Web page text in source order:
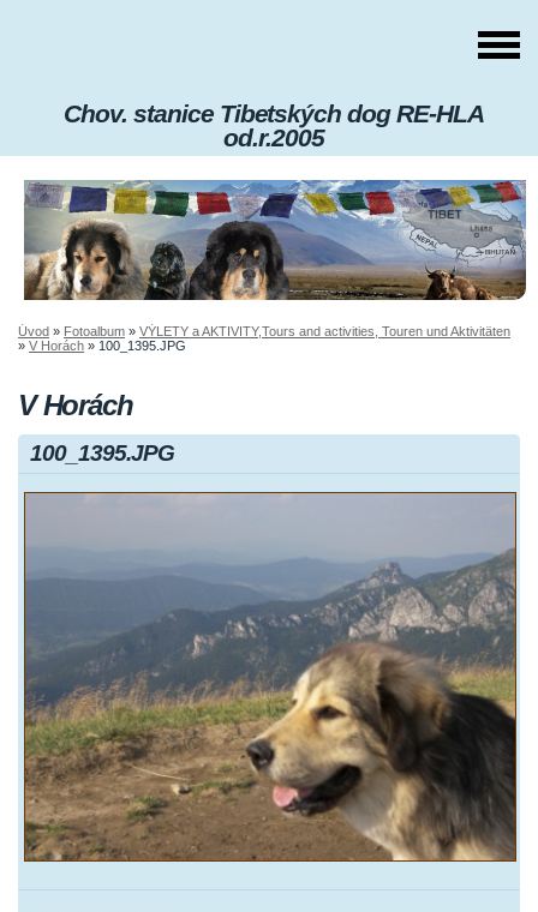
Chov. stanice Tibetských dog RE-HLA
od.r.2005
Úvod » Fotoalbum » VÝLETY a AKTIVITY,Tours and activities, Touren und Aktivitäten
» V Horách » 100_1395.JPG
V Horách
100_1395.JPG